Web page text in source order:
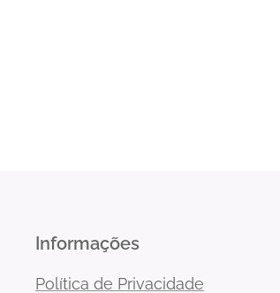
Informações
Política de Privacidade